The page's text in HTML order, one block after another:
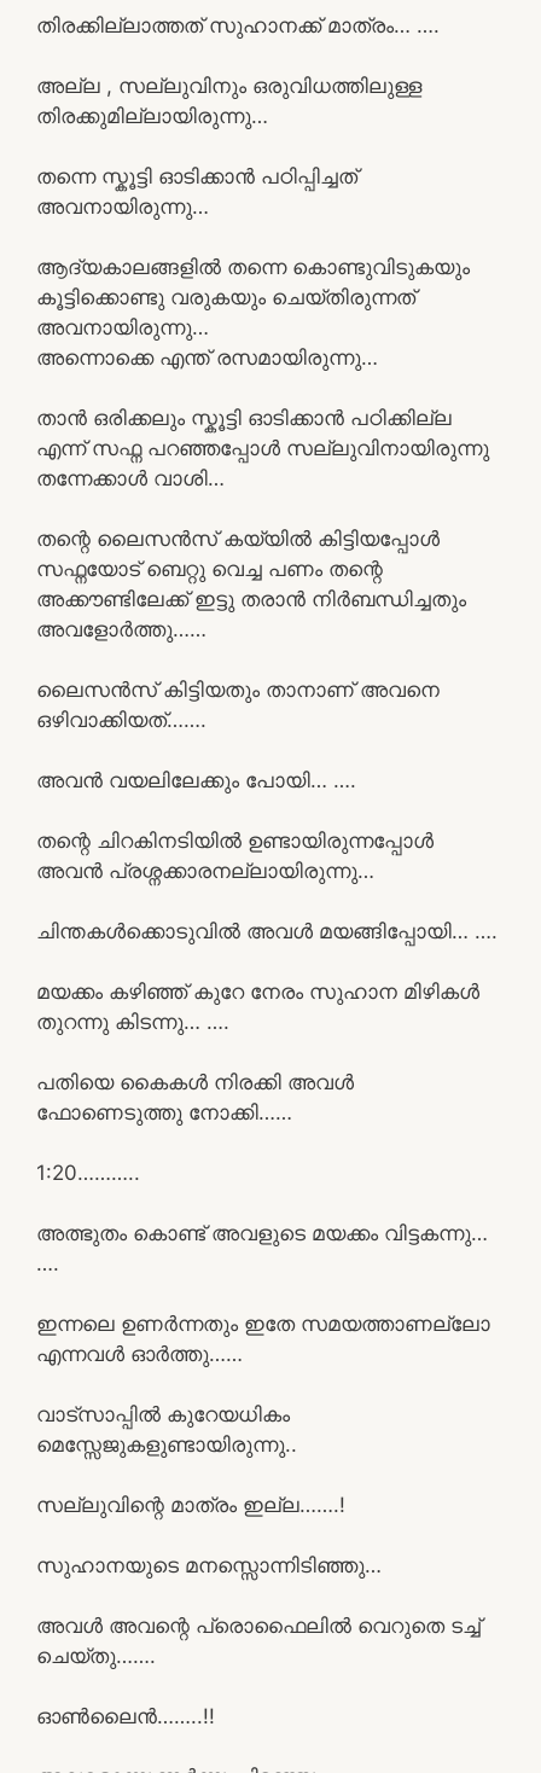
തിരക്കില്ലാത്തത് സുഹാനക്ക് മാത്രം… ….
അല്ല , സല്ലുവിനും ഒരുവിധത്തിലുള്ള
തിരക്കുമില്ലായിരുന്നു…
തന്നെ സ്കൂട്ടി ഓടിക്കാൻ പഠിപ്പിച്ചത്
അവനായിരുന്നു…
ആദ്യകാലങ്ങളിൽ തന്നെ കൊണ്ടുവിടുകയും
കൂട്ടിക്കൊണ്ടു വരുകയും ചെയ്തിരുന്നത്
അവനായിരുന്നു…
അന്നൊക്കെ എന്ത് രസമായിരുന്നു…
താൻ ഒരിക്കലും സ്കൂട്ടി ഓടിക്കാൻ പഠിക്കില്ല
എന്ന് സഫ്ന പറഞ്ഞപ്പോൾ സല്ലുവിനായിരുന്നു
തന്നേക്കാൾ വാശി…
തന്റെ ലൈസൻസ് കയ്യിൽ കിട്ടിയപ്പോൾ
സഫ്നയോട് ബെറ്റു വെച്ച പണം തന്റെ
അക്കൗണ്ടിലേക്ക് ഇട്ടു തരാൻ നിർബന്ധിച്ചതും
അവളോർത്തു……
ലൈസൻസ് കിട്ടിയതും താനാണ് അവനെ
ഒഴിവാക്കിയത്…….
അവൻ വയലിലേക്കും പോയി… ….
തന്റെ ചിറകിനടിയിൽ ഉണ്ടായിരുന്നപ്പോൾ
അവൻ പ്രശ്നക്കാരനല്ലായിരുന്നു…
ചിന്തകൾക്കൊടുവിൽ അവൾ മയങ്ങിപ്പോയി… ….
മയക്കം കഴിഞ്ഞ് കുറേ നേരം സുഹാന മിഴികൾ
തുറന്നു കിടന്നു… ….
പതിയെ കൈകൾ നിരക്കി അവൾ
ഫോണെടുത്തു നോക്കി……
1:20………..
അത്ഭുതം കൊണ്ട് അവളുടെ മയക്കം വിട്ടകന്നു…
….
ഇന്നലെ ഉണർന്നതും ഇതേ സമയത്താണല്ലോ
എന്നവൾ ഓർത്തു……
വാട്സാപ്പിൽ കുറേയധികം
മെസ്സേജുകളുണ്ടായിരുന്നു..
സല്ലുവിന്റെ മാത്രം ഇല്ല…….!
സുഹാനയുടെ മനസ്സൊന്നിടിഞ്ഞു…
അവൾ അവന്റെ പ്രൊഫൈലിൽ വെറുതെ ടച്ച്
ചെയ്തു…….
ഓൺലൈൻ……..!!